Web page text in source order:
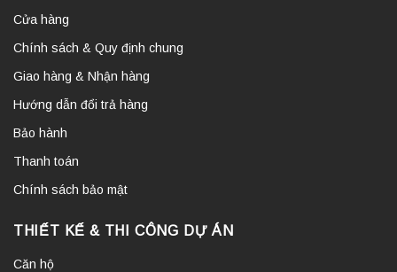
Cửa hàng
Chính sách & Quy định chung
Giao hàng & Nhận hàng
Hướng dẫn đổi trả hàng
Bảo hành
Thanh toán
Chính sách bảo mật
THIẾT KẾ & THI CÔNG DỰ ÁN
Căn hộ